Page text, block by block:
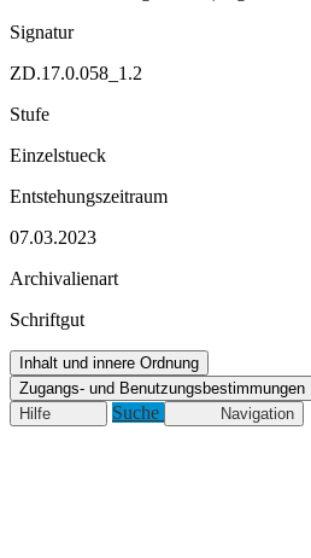
Signatur
ZD.17.0.058_1.2
Stufe
Einzelstueck
Entstehungszeitraum
07.03.2023
Archivalienart
Schriftgut
Inhalt und innere Ordnung
Zugangs- und Benutzungsbestimmungen
Hilfe
Suche Navigation